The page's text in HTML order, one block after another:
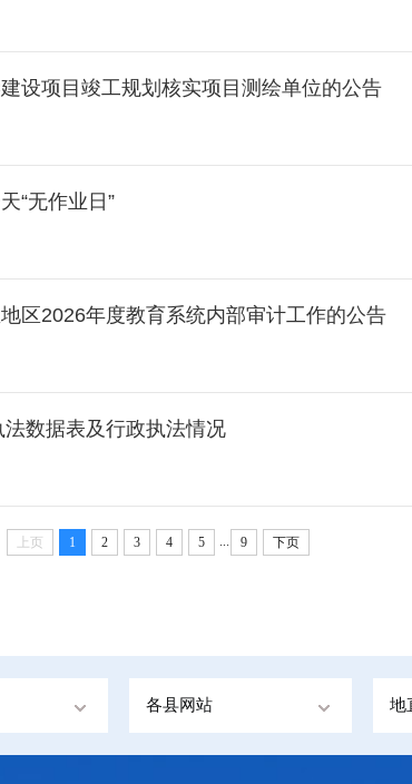
设项目竣工规划核实项目测绘单位的公告
“无作业日”
区2026年度教育系统内部审计工作的公告
数据表及行政执法情况
上页 1 2 3 4 5 9 下页
各县网站 地